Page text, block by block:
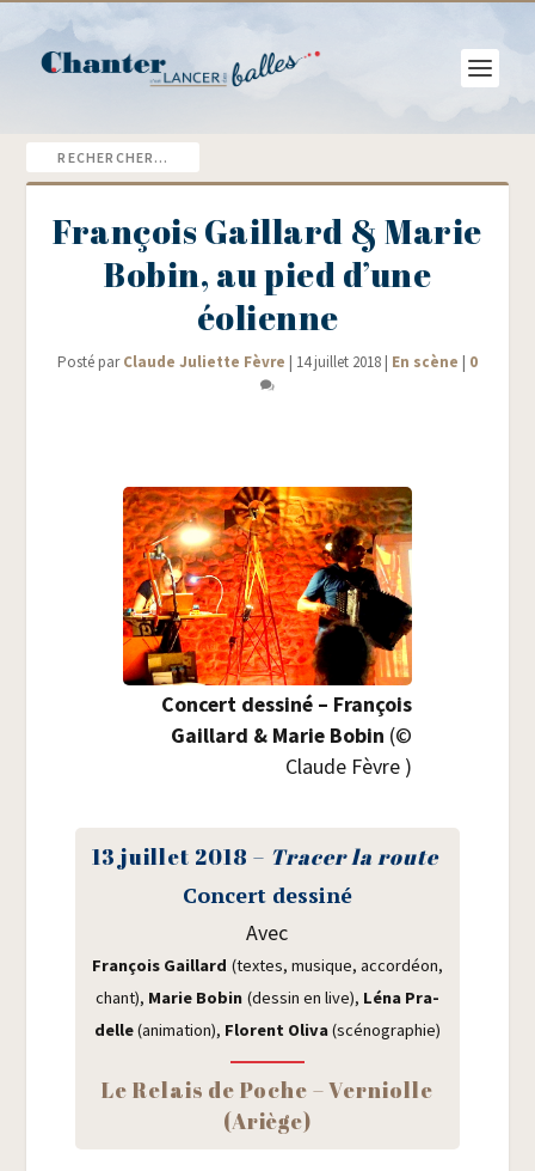
François Gaillard & Marie
Bobin, au pied d’une
éolienne
Posté parClaude Juliette Fèvre | 14 juillet 2018 | En scène | 0
Concert des­si­né – Fran­çois
Gaillard & Marie Bobin (©
Claude Fèvre )
13 juillet 2018 – Tra­cer la route
Concert des­si­né
Avec
Fran­çois Gaillard (textes, musique, accor­déon,
chant), Marie Bobin (des­sin en live), Léna Pra­
delle(ani­ma­tion), Florent Oli­va(scé­no­gra­phie)
Le Relais de Poche – Ver­niolle
(Ariège)